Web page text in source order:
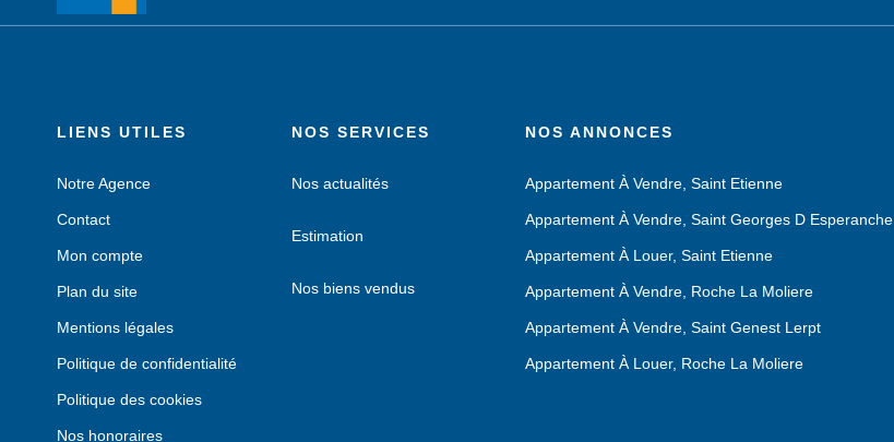
LIENS UTILES
Notre Agence
Contact
Mon compte
Plan du site
Mentions légales
Politique de confidentialité
Politique des cookies
Nos honoraires
NOS SERVICES
Nos actualités
Estimation
Nos biens vendus
NOS ANNONCES
Appartement À Vendre, Saint Etienne
Appartement À Vendre, Saint Georges D Esperanche
Appartement À Louer, Saint Etienne
Appartement À Vendre, Roche La Moliere
Appartement À Vendre, Saint Genest Lerpt
Appartement À Louer, Roche La Moliere